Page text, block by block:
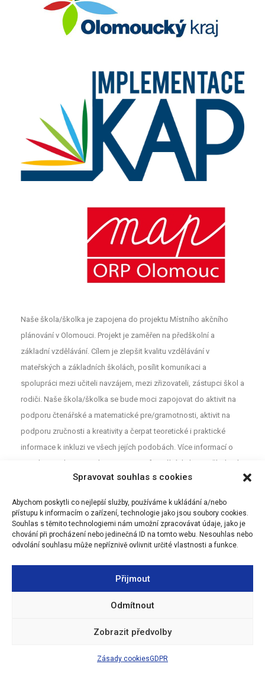
Spravovat souhlas s cookies
Abychom poskytli co nejlepší služby, používáme k ukládání a/nebo
přístupu k informacím o zařízení, technologie jako jsou soubory cookies.
Souhlas s těmito technologiemi nám umožní zpracovávat údaje, jako je
chování při procházení nebo jedinečná ID na tomto webu. Nesouhlas nebo
odvolání souhlasu může nepříznivě ovlivnit určité vlastnosti a funkce.
Přijmout
Odmítnout
Zobrazit předvolby
Zásady cookiesGDPR
Naše škola/školka je zapojena do projektu Místního akčního
plánování v Olomouci. Projekt je zaměřen na předškolní a
základní vzdělávání. Cílem je zlepšit kvalitu vzdělávání v
mateřských a základních školách, posílit komunikaci a
spolupráci mezi učiteli navzájem, mezi zřizovateli, zástupci škol a
rodiči. Naše škola/školka se bude moci zapojovat do aktivit na
podporu čtenářské a matematické pre/gramotnosti, aktivit na
podporu zručnosti a kreativity a čerpat teoretické i praktické
informace k inkluzi ve všech jejích podobách. Více informací o
projektu najdete na webu
. Pro neformální diskuzi o školství a
vzdělávání mezi rodiči, učiteli a dalšími aktéry z Olomouce jsou